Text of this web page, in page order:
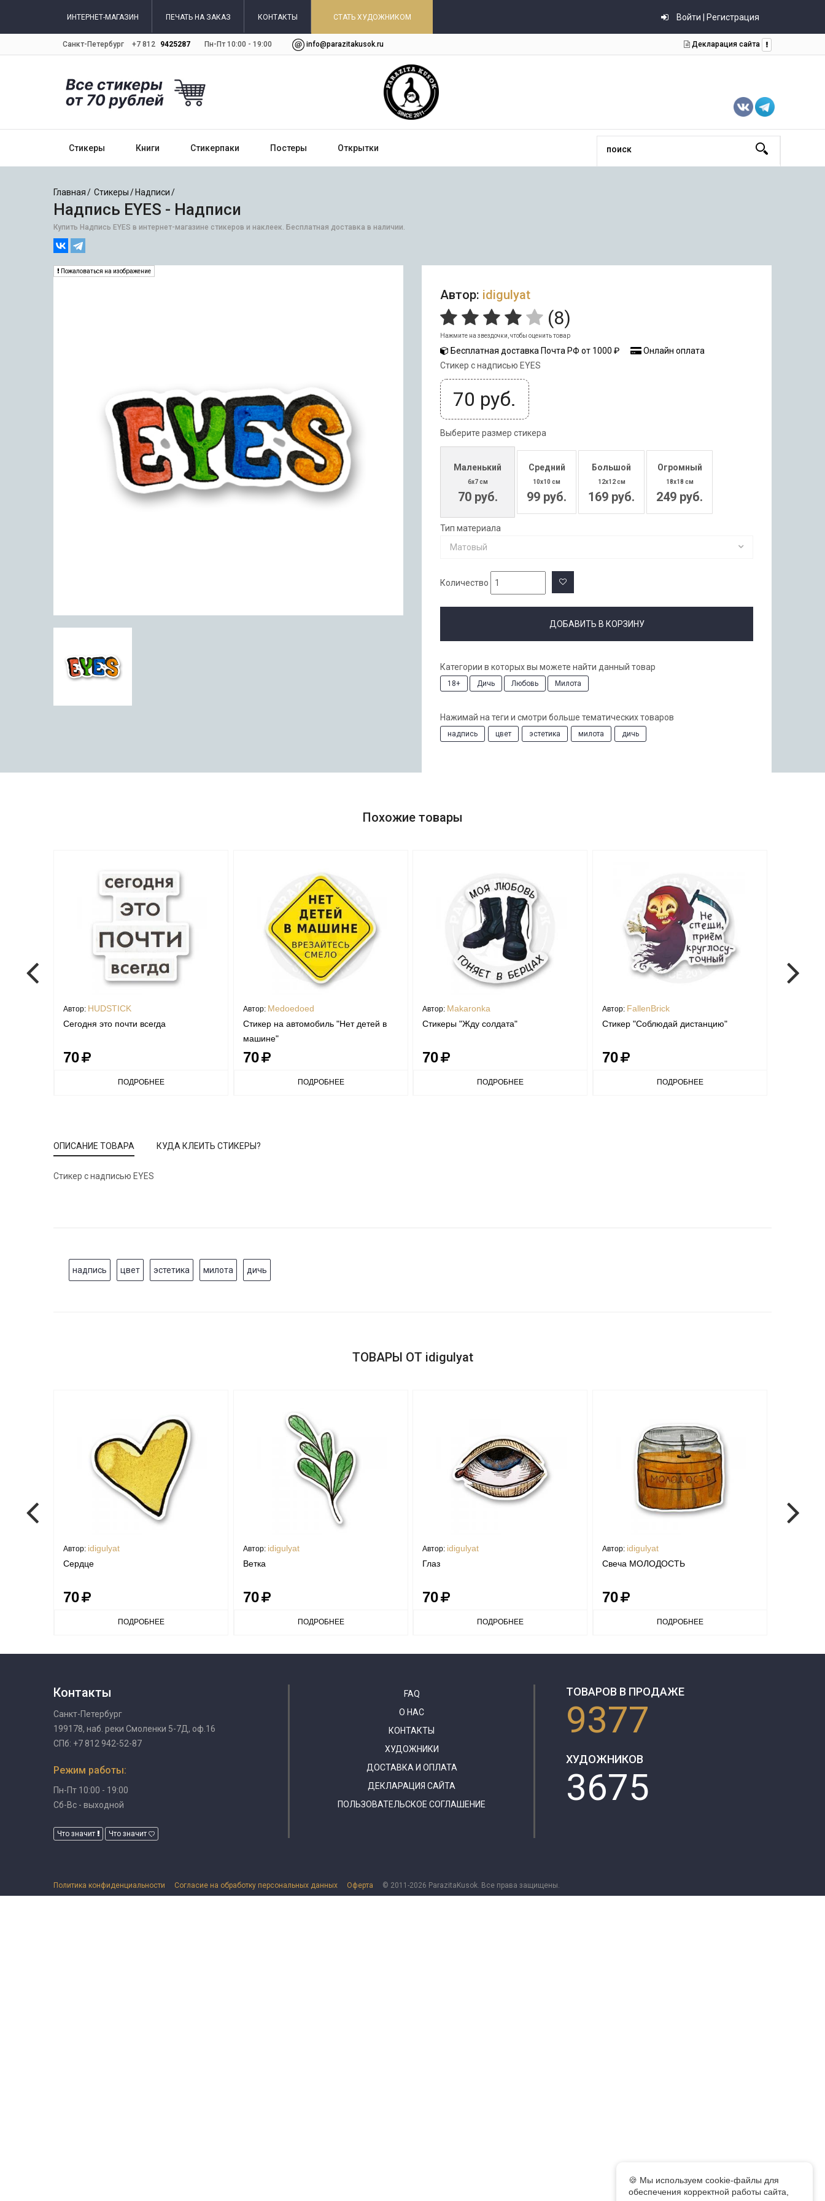
ИНТЕРНЕТ-МАГАЗИН ПЕЧАТЬ НА ЗАКАЗ КОНТАКТЫ СТАТЬ ХУДОЖНИКОМ Войти | Регистрация
Санкт-Петербург +7 812 9425287 Пн-Пт 10:00 - 19:00 info@parazitakusok.ru Декларация сайта
Стикеры Книги Стикерпаки Постеры Открытки
Главная Стикеры Надписи
Надпись EYES - Надписи
Купить Надпись EYES в интернет-магазине стикеров и наклеек. Бесплатная доставка в наличии.
Пожаловаться на изображение
Автор: idigulyat
(8)
Нажмите на звездочки, чтобы оценить товар
Бесплатная доставка Почта РФ от 1000 ₽
Онлайн оплата
Стикер с надписью EYES
70 руб.
Выберите размер стикера
Маленький
6x7 см
70 руб.
Средний
10x10 см
99 руб.
Большой
12x12 см
169 руб.
Огромный
18x18 см
249 руб.
Тип материала
Матовый
Количество
ДОБАВИТЬ В КОРЗИНУ
Категории в которых вы можете найти данный товар
18+ Дичь Любовь Милота
Нажимай на теги и смотри больше тематических товаров
надпись цвет эстетика милота дичь
Похожие товары
Автор: HUDSTICK
Сегодня это почти всегда
70
ПОДРОБНЕЕ
Автор: Medoedoed
Стикер на автомобиль "Нет детей в
машине"
70
ПОДРОБНЕЕ
Автор: Makaronka
Стикеры "Жду солдата"
70
ПОДРОБНЕЕ
Автор: FallenBrick
Стикер "Соблюдай дистанцию"
70
ПОДРОБНЕЕ
ОПИСАНИЕ ТОВАРА КУДА КЛЕИТЬ СТИКЕРЫ?
Стикер с надписью EYES
надпись цвет эстетика милота дичь
ТОВАРЫ ОТ idigulyat
Автор: idigulyat
Сердце
70
ПОДРОБНЕЕ
Автор: idigulyat
Ветка
70
ПОДРОБНЕЕ
Автор: idigulyat
Глаз
70
ПОДРОБНЕЕ
Автор: idigulyat
Свеча МОЛОДОСТЬ
70
ПОДРОБНЕЕ
Контакты
Санкт-Петербург
199178, наб. реки Смоленки 5-7Д, оф.16
СПб: +7 812 942-52-87
Режим работы:
Пн-Пт 10:00 - 19:00
Сб-Вс - выходной
Что значит Что значит
FAQ
О НАС
КОНТАКТЫ
ХУДОЖНИКИ
ДОСТАВКА И ОПЛАТА
ДЕКЛАРАЦИЯ САЙТА
ПОЛЬЗОВАТЕЛЬСКОЕ СОГЛАШЕНИЕ
ТОВАРОВ В ПРОДАЖЕ
9377
ХУДОЖНИКОВ
3675
🍪 Мы используем cookie-файлы для
обеспечения корректной работы сайта,
Политика конфиденциальности Согласие на обработку персональных данных Оферта © 2011-2026 ParazitaKusok. Все права защищены.